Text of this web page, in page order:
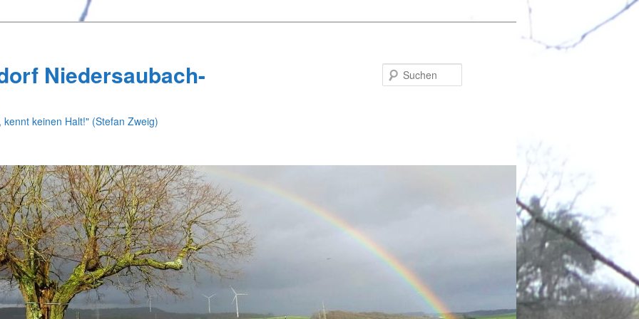
Niedersaubach-
keinen Halt!" (Stefan Zweig)